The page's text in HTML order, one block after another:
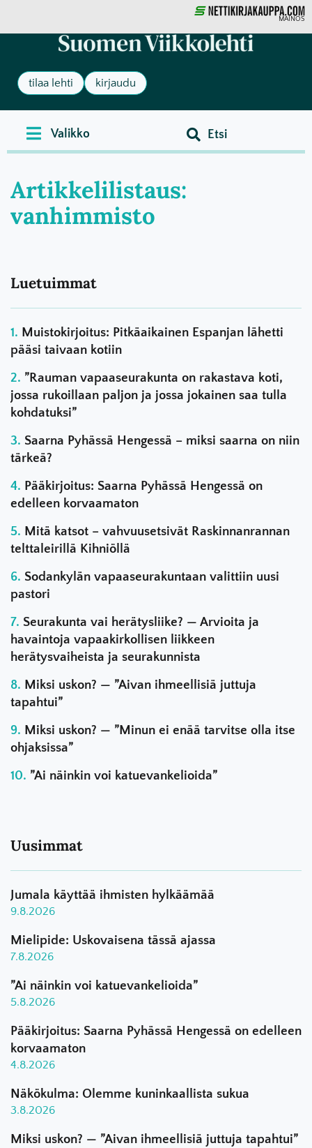
MAINOS
tilaa lehti kirjaudu
Artikkelilistaus:
vanhimmisto
Luetuimmat
Muistokirjoitus: Pitkäaikainen Espanjan lähetti
pääsi taivaan kotiin
”Rauman vapaaseurakunta on rakastava koti,
jossa rukoillaan paljon ja jossa jokainen saa tulla
kohdatuksi”
Saarna Pyhässä Hengessä – miksi saarna on niin
tärkeä?
Pääkirjoitus: Saarna Pyhässä Hengessä on
edelleen korvaamaton
Mitä katsot – vahvuusetsivät Raskinnanrannan
telttaleirillä Kihniöllä
Sodankylän vapaaseurakuntaan valittiin uusi
pastori
Seurakunta vai herätysliike? — Arvioita ja
havaintoja vapaakirkollisen liikkeen
herätysvaiheista ja seurakunnista
Miksi uskon? — ”Aivan ihmeellisiä juttuja
tapahtui”
Miksi uskon? — ”Minun ei enää tarvitse olla itse
ohjaksissa”
”Ai näinkin voi katuevankelioida”
Uusimmat
Jumala käyttää ihmisten hylkäämää
9.8.2026
Mielipide: Uskovaisena tässä ajassa
7.8.2026
”Ai näinkin voi katuevankelioida”
5.8.2026
Pääkirjoitus: Saarna Pyhässä Hengessä on edelleen
korvaamaton
4.8.2026
Näkökulma: Olemme kuninkaallista sukua
3.8.2026
Miksi uskon? — ”Aivan ihmeellisiä juttuja tapahtui”